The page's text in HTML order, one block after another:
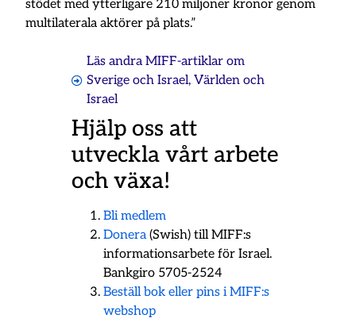
stödet med ytterligare 210 miljoner kronor genom
multilaterala aktörer på plats.”
Läs andra MIFF-artiklar om
Sverige och Israel, Världen och
Israel
Hjälp oss att
utveckla vårt arbete
och växa!
Bli medlem
Donera(Swish) till MIFF:s
informationsarbete för Israel.
Bankgiro 5705-2524
Beställ bok eller pins i MIFF:s
webshop